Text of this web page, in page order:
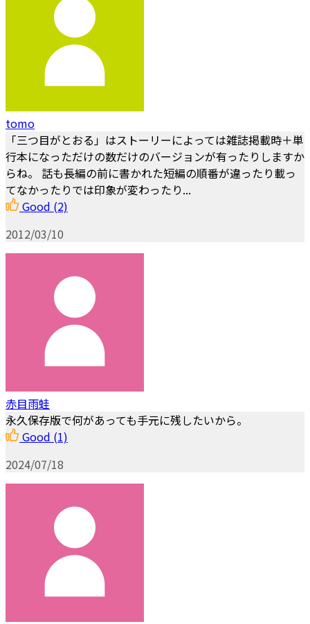
tomo
「三つ目がとおる」はストーリーによっては雑誌掲載時＋単
行本になっただけの数だけのバージョンが有ったりしますか
らね。 話も長編の前に書かれた短編の順番が違ったり載っ
てなかったりでは印象が変わったり...
Good (2)
2012/03/10
赤目雨蛙
永久保存版で何があっても手元に残したいから。
Good (1)
2024/07/18